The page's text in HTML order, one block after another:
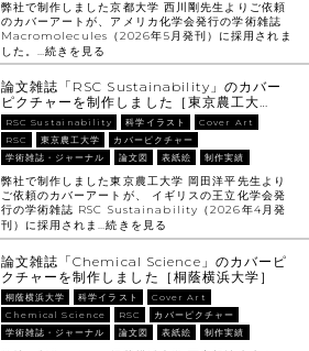
弊社で制作しました京都大学 西川剛先生よりご依頼
のカバーアートが、アメリカ化学会発行の学術雑誌
Macromolecules（2026年5月発刊）に採用されま
した。… 続きを見る
論文雑誌「RSC Sustainability」のカバー
ピクチャーを制作しました［東京農工大…
RSC Sustainability 科学イラスト
Cover Art
RSC
東京農工大学
カバーピクチャー
学術雑誌・ジャーナル
論文図 表紙絵 制作実績
弊社で制作しました東京農工大学 岡田洋平先生より
ご依頼のカバーアートが、 イギリスの王立化学会発
行の学術雑誌 RSC Sustainability（2026年4月発
刊）に採用されま…続きを見る
論文雑誌「Chemical Science」のカバーピ
クチャーを制作しました［桐蔭横浜大学］
桐蔭横浜大学 科学イラスト
Cover Art
Chemical Science
RSC
カバーピクチャー
学術雑誌・ジャーナル
論文図 表紙絵 制作実績